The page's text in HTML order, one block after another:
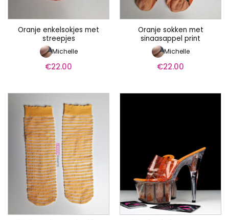
Oranje enkelsokjes met
streepjes
Michelle
€22.00
Oranje sokken met
sinaasappel print
Michelle
€22.00